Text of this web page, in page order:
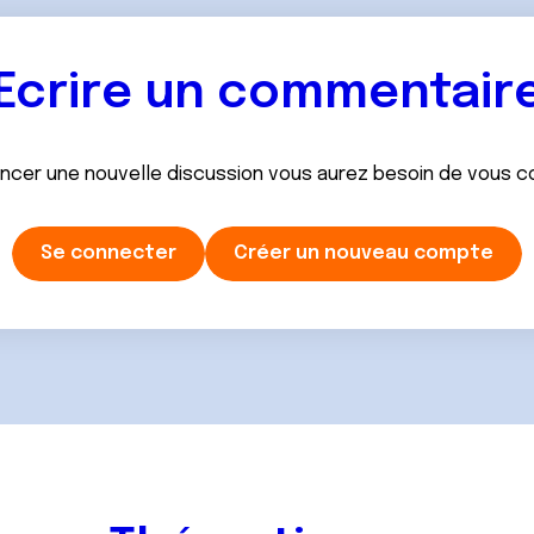
un
une nouvelle discussion vous aurez besoin de vous
Se connecter Créer un nouveau compte